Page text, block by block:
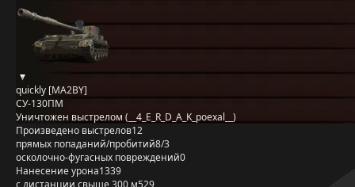
quickly [MA2BY]
СУ-130ПМ
Уничтожен выстрелом (__4_E_R_D_A_K_poexal__)
Произведено выстрелов12
прямых попаданий/пробитий8/3
осколочно-фугасных повреждений0
Нанесение урона1339
с дистанции свыше 300 м529